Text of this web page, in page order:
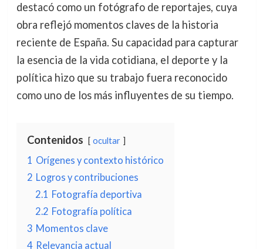
destacó como un fotógrafo de reportajes, cuya
obra reflejó momentos claves de la historia
reciente de España. Su capacidad para capturar
la esencia de la vida cotidiana, el deporte y la
política hizo que su trabajo fuera reconocido
como uno de los más influyentes de su tiempo.
Contenidos ocultar
1 Orígenes y contexto histórico
2 Logros y contribuciones
2.1 Fotografía deportiva
2.2 Fotografía política
3 Momentos clave
4 Relevancia actual